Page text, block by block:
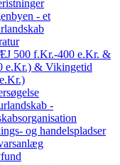
- et
500 f.Kr.-400 e.Kr. &
e.Kr.) & Vikingetid
-
og handelspladser